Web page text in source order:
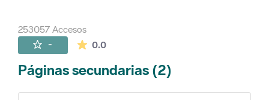
253057 Accesos
- 0.0La valoración media es de 0 estrellas de
Páginas secundarias (2)